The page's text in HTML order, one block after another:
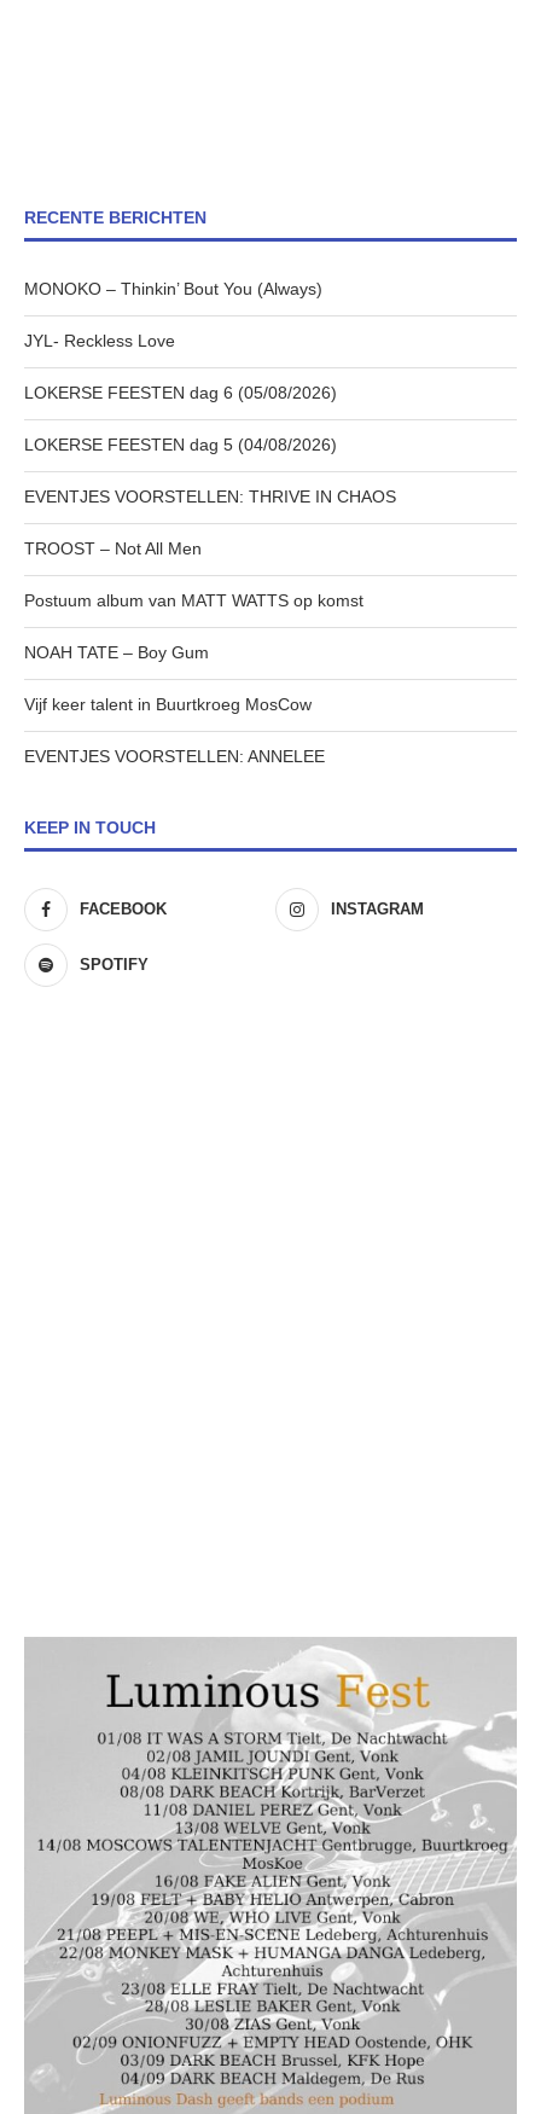
RECENTE BERICHTEN
MONOKO – Thinkin’ Bout You (Always)
JYL- Reckless Love
LOKERSE FEESTEN dag 6 (05/08/2026)
LOKERSE FEESTEN dag 5 (04/08/2026)
EVENTJES VOORSTELLEN: THRIVE IN CHAOS
TROOST – Not All Men
Postuum album van MATT WATTS op komst
NOAH TATE – Boy Gum
Vijf keer talent in Buurtkroeg MosCow
EVENTJES VOORSTELLEN: ANNELEE
KEEP IN TOUCH
FACEBOOK INSTAGRAM
SPOTIFY